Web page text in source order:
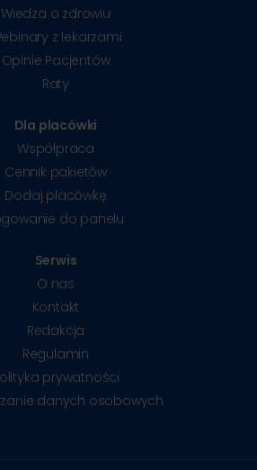
Wiedza o zdrowiu
z lekarzami
Opinie Pacjentów
Raty
Dla placówki
Współpraca
Cennik pakietów
Dodaj placówkę
do panelu
Serwis
O nas
Kontakt
Redakcja
Regulamin
prywatności
danych osobowych